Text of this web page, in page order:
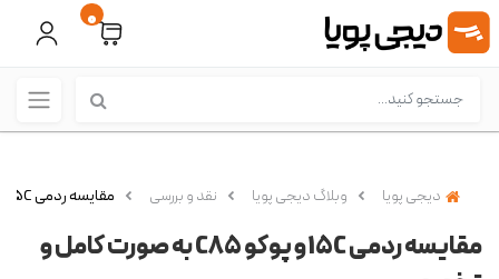
0
دیجی پویا وبلاگ دیجی پویا نقد و بررسی مقایسه ردمی 15C و پوکو C85 به صورت کامل و تخصصی
مقایسه ردمی 15C و پوکو C85 به صورت کامل و